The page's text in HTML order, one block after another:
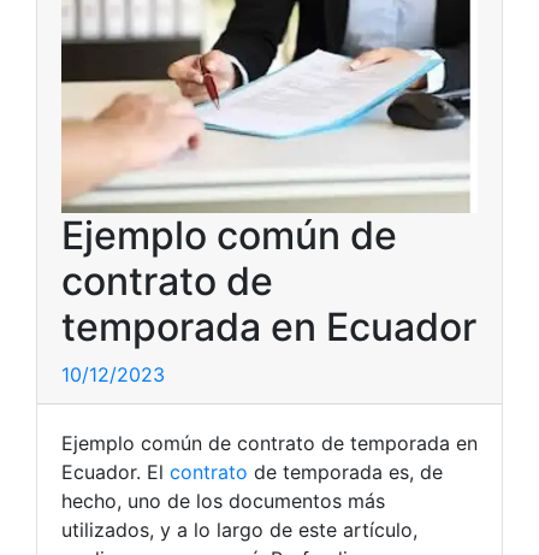
Ejemplo común de
contrato de
temporada en Ecuador
10/12/2023
Ejemplo común de contrato de temporada en
Ecuador. El contrato de temporada es, de
hecho, uno de los documentos más
utilizados, y a lo largo de este artículo,